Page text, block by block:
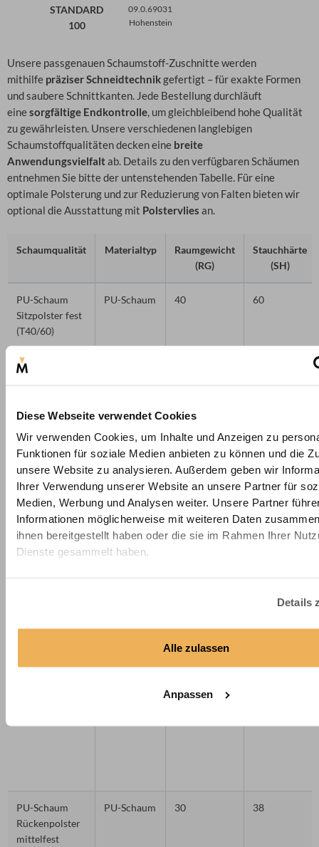
Diese Webseite verwendet Cookies
Wir verwenden Cookies, um Inhalte und Anzeigen zu
Funktionen für soziale Medien anbieten zu können und die
unsere Website zu analysieren. Außerdem geben wir
Ihrer Verwendung unserer Website an unsere Partner für
Medien, Werbung und Analysen weiter. Unsere Partner
Informationen möglicherweise mit weiteren Daten
ihnen bereitgestellt haben oder die sie im Rahmen Ihrer
Dienste gesammelt haben.
Details
Alle zulassen
Anpassen
STANDARD
100
09.0.69031
Hohenstein
Unsere passgenauen Schaumstoff-Zuschnitte werden
mithilfe präziser Schneidtechnikgefertigt – für exakte Formen
und saubere Schnittkanten. Jede Bestellung durchläuft
einesorgfältige Endkontrolle, um gleichbleibend hohe Qualität
zu gewährleisten. Unsere verschiedenen langlebigen
Schaumstoffqualitäten decken eine breite
Anwendungsvielfaltab. Details zu den verfügbaren Schäumen
entnehmen Sie bitte der untenstehenden Tabelle. Für eine
optimale Polsterung und zur Reduzierung von Falten bieten wir
optional die Ausstattung mit Polstervlies an.
Schaumqualität Materialtyp
Raumgewicht
(RG)
Stauchhärte
(SH)
PU-Schaum
Sitzpolster fest
(T40/60)
PU-Schaum 40 60
PU-Schaum
Sitzpolster fest
(T40/53)
PU-Schaum 40 53
Kaltschaum
45
PU-Schaum
Rückenpolster
mittelfest
PU-Schaum 30 38